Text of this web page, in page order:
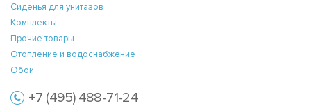
Сиденья для унитазов
Комплекты
Прочие товары
Отопление и водоснабжение
Обои
+7 (495) 488-71-24